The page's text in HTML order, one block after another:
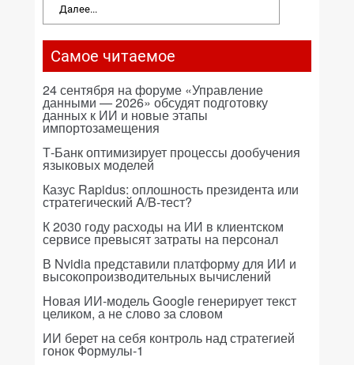
Далее...
Самое читаемое
24 сентября на форуме «Управление
данными — 2026» обсудят подготовку
данных к ИИ и новые этапы
импортозамещения
Т-Банк оптимизирует процессы дообучения
языковых моделей
Казус Rapidus: оплошность президента или
стратегический A/B-тест?
К 2030 году расходы на ИИ в клиентском
сервисе превысят затраты на персонал
В Nvidia представили платформу для ИИ и
высокопроизводительных вычислений
Новая ИИ-модель Google генерирует текст
целиком, а не слово за словом
ИИ берет на себя контроль над стратегией
гонок Формулы-1